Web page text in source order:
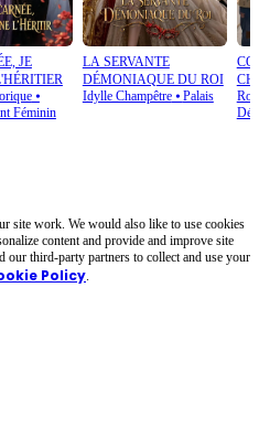
JE
⦁
Féminin
LA SERVANTE
DÉMONIAQUE DU ROI
Idylle Champêtre⦁ Palais
site work. We would also like to use cookies
content and provide and improve site
third-party partners to collect and use your
Policy.